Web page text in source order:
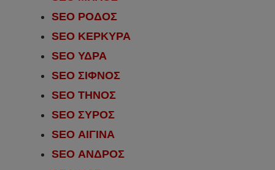
SEO ΡΟΔΟΣ
SEO ΚΕΡΚΥΡΑ
SEO ΥΔΡΑ
SEO ΣΙΦΝΟΣ
SEO ΤΗΝΟΣ
SEO ΣΥΡΟΣ
SEO ΑΙΓΙΝΑ
SEO ΑΝΔΡΟΣ